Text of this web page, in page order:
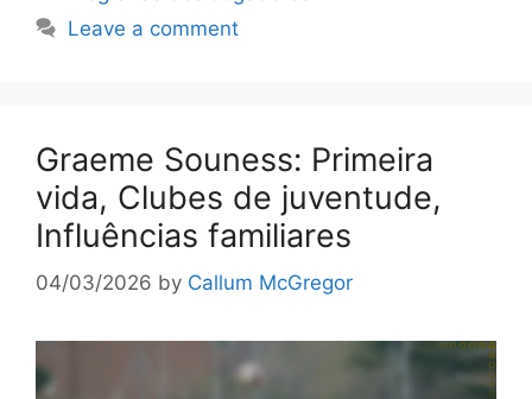
Leave a comment
Graeme Souness: Primeira
vida, Clubes de juventude,
Influências familiares
04/03/2026 by Callum McGregor